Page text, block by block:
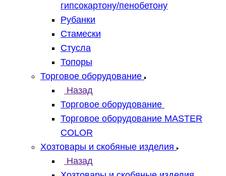
гипсокартону/пенобетону
Рубанки
Стамески
Стусла
Топоры
Торговое оборудование
Назад
Торговое оборудование
Торговое оборудование MASTER
COLOR
Хозтовары и скобяные изделия
Назад